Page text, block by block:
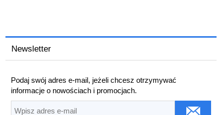
Newsletter
Podaj swój adres e-mail, jeżeli chcesz otrzymywać
informacje o nowościach i promocjach.